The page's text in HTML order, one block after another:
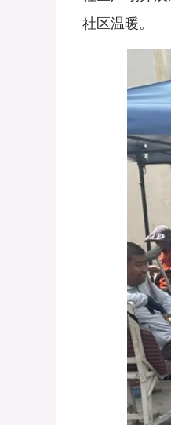
社区温暖。